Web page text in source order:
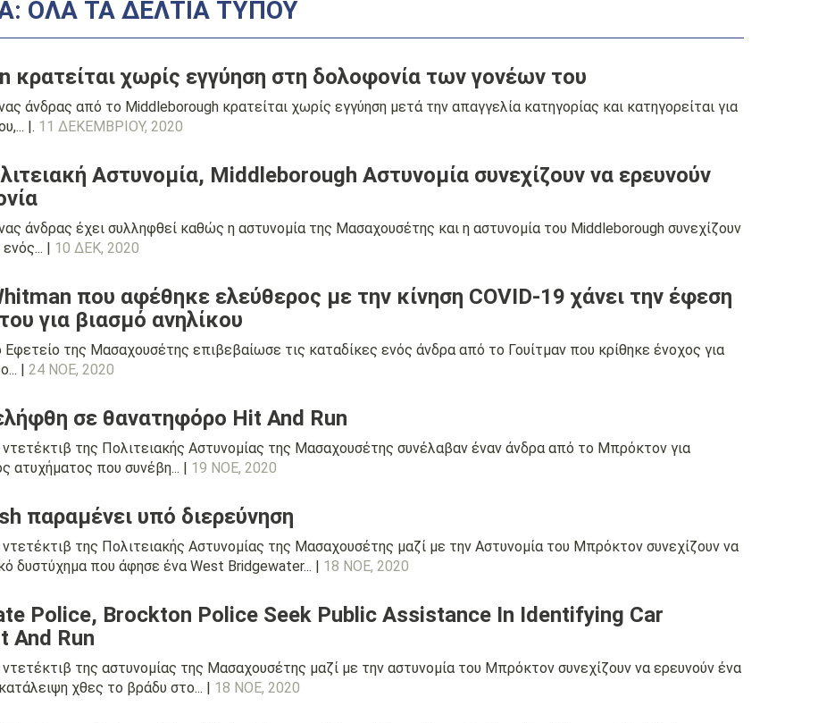
ΌΛΑ ΤΑ ΔΕΛΤΊΑ ΤΎΠΟΥ
κρατείται χωρίς εγγύηση στη δολοφονία των γονέων του
άνδρας από το Middleborough κρατείται χωρίς εγγύηση μετά την απαγγελία κατηγορίας και κατηγορείται για
|. 11 ΔΕΚΕΜΒΡΊΟΥ, 2020
Αστυνομία, Middleborough Αστυνομία συνεχίζουν να ερευνούν
άνδρας έχει συλληφθεί καθώς η αστυνομία της Μασαχουσέτης και η αστυνομία του Middleborough συνεχίζουν
| 10 ΔΕΚ, 2020
που αφέθηκε ελεύθερος με την κίνηση COVID-19 χάνει την έφεση
για βιασμό ανηλίκου
της Μασαχουσέτης επιβεβαίωσε τις καταδίκες ενός άνδρα από το Γουίτμαν που κρίθηκε ένοχος για
| 24 ΝΟΕ, 2020
σε θανατηφόρο Hit And Run
της Πολιτειακής Αστυνομίας της Μασαχουσέτης συνέλαβαν έναν άνδρα από το Μπρόκτον για
ατυχήματος που συνέβη... | 19 ΝΟΕ, 2020
παραμένει υπό διερεύνηση
της Πολιτειακής Αστυνομίας της Μασαχουσέτης μαζί με την Αστυνομία του Μπρόκτον συνεχίζουν να
δυστύχημα που άφησε ένα West Bridgewater... | 18 ΝΟΕ, 2020
Police, Brockton Police Seek Public Assistance In Identifying Car
And Run
της αστυνομίας της Μασαχουσέτης μαζί με την αστυνομία του Μπρόκτον συνεχίζουν να ερευνούν ένα
χθες το βράδυ στο... | 18 ΝΟΕ, 2020